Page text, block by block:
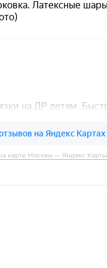
карте Москвы — Яндекс Карты